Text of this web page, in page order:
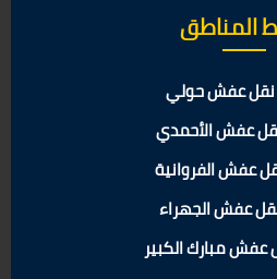
المناطق
نقل عفش حولي
عفش الأحمدي
عفش الفروانية
عفش الجهراء
عفش مبارك الكبير